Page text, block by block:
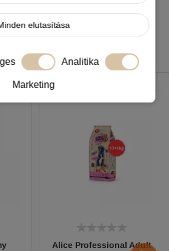
elutasítása
Analitika
Marketing
AJÁNLJUK
Alice Professional Adult